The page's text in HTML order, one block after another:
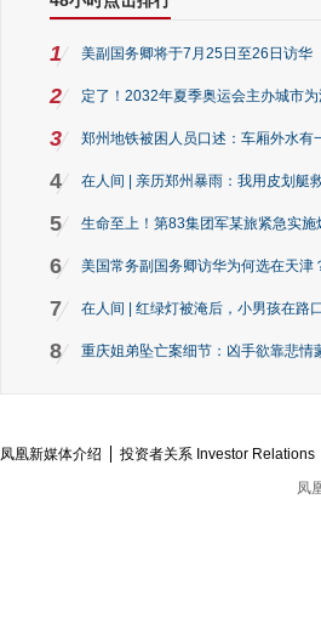
1 美副国务卿将于7月25日至26日访华
2 定了！2032年夏季奥运会主办城市
3 郑州地铁被困人员口述：车厢外水有
4 在人间 | 亲历郑州暴雨：我用皮划艇
5 生命至上！第83集团军某旅紧急实施
6 美国常务副国务卿访华为何选在天津
7 在人间 | 红绿灯被淹后，小男孩在路
8 重庆姐弟坠亡案细节：凶手欲靠悲情
凤凰新媒体介绍 投资者关系 Investor Relations
凤